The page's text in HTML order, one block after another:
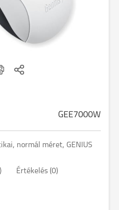
GEE7000W
normál méret, GENIUS
Értékelés (0)